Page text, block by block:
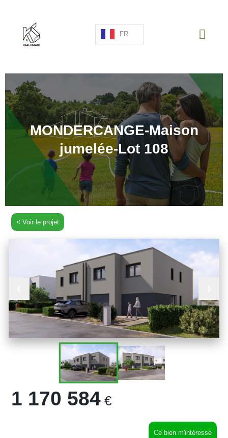
FR
MONDERCANGE-Maison
jumelée-Lot 108
PROJETS NEUFS
VENTE
LOCATION
ESPAGNE
A PROPOS
ESTIMATION
NOUS CONTACTER
< Voir le projet
1 170 584 €
Ce bien m'intéresse